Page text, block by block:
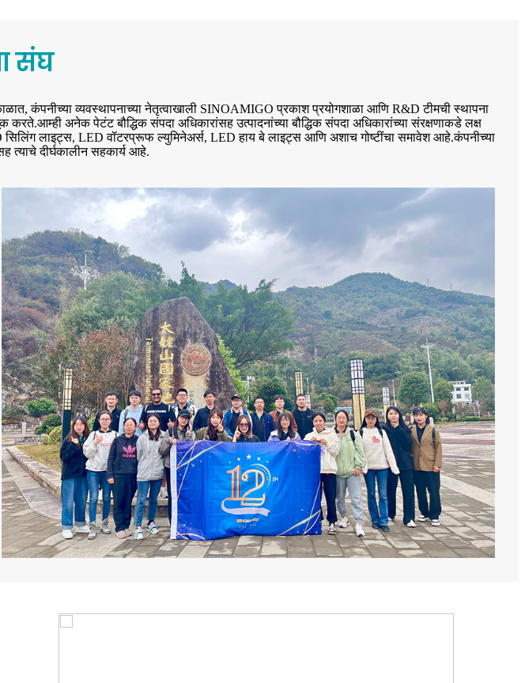
संघ
कंपनीच्या व्यवस्थापनाच्या नेतृत्वाखाली SINOAMIGO प्रकाश प्रयोगशाळा आणि R&D टीमची स्थापना
अनेक पेटंट बौद्धिक संपदा अधिकारांसह उत्पादनांच्या बौद्धिक संपदा अधिकारांच्या संरक्षणाकडे लक्ष
लाइट्स, LED वॉटरप्रूफ ल्युमिनेअर्स, LED हाय बे लाइट्स आणि अशाच गोष्टींचा समावेश आहे.कंपनीच्या
त्याचे दीर्घकालीन सहकार्य आहे.